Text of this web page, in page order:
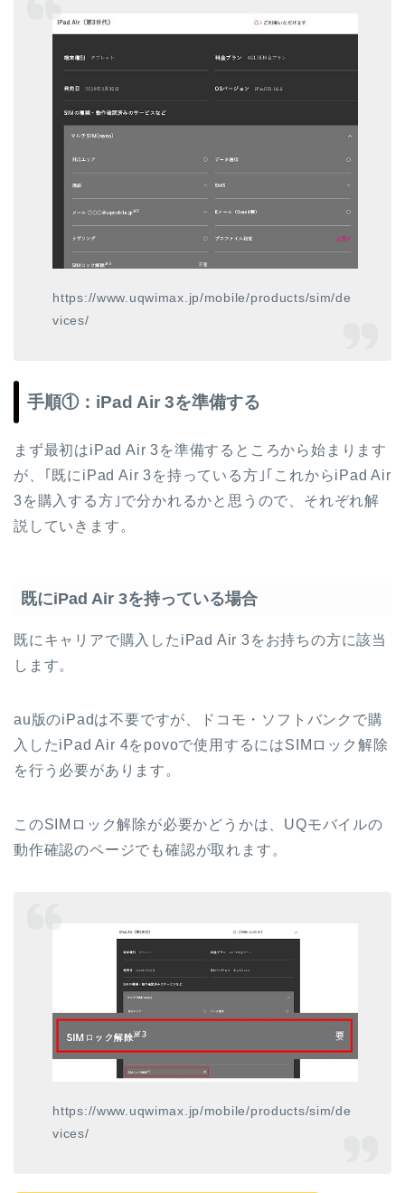
https://www.uqwimax.jp/mobile/products/sim/de
vices/
手順①：iPad Air 3を準備する
まず最初はiPad Air 3を準備するところから始まります
が、｢既にiPad Air 3を持っている方｣｢これからiPad Air
3を購入する方｣で分かれるかと思うので、それぞれ解
説していきます。
既にiPad Air 3を持っている場合
既にキャリアで購入したiPad Air 3をお持ちの方に該当
します。
au版のiPadは不要ですが、ドコモ・ソフトバンクで購
入したiPad Air 4をpovoで使用するにはSIMロック解除
を行う必要があります。
このSIMロック解除が必要かどうかは、UQモバイルの
動作確認のページでも確認が取れます。
https://www.uqwimax.jp/mobile/products/sim/de
vices/